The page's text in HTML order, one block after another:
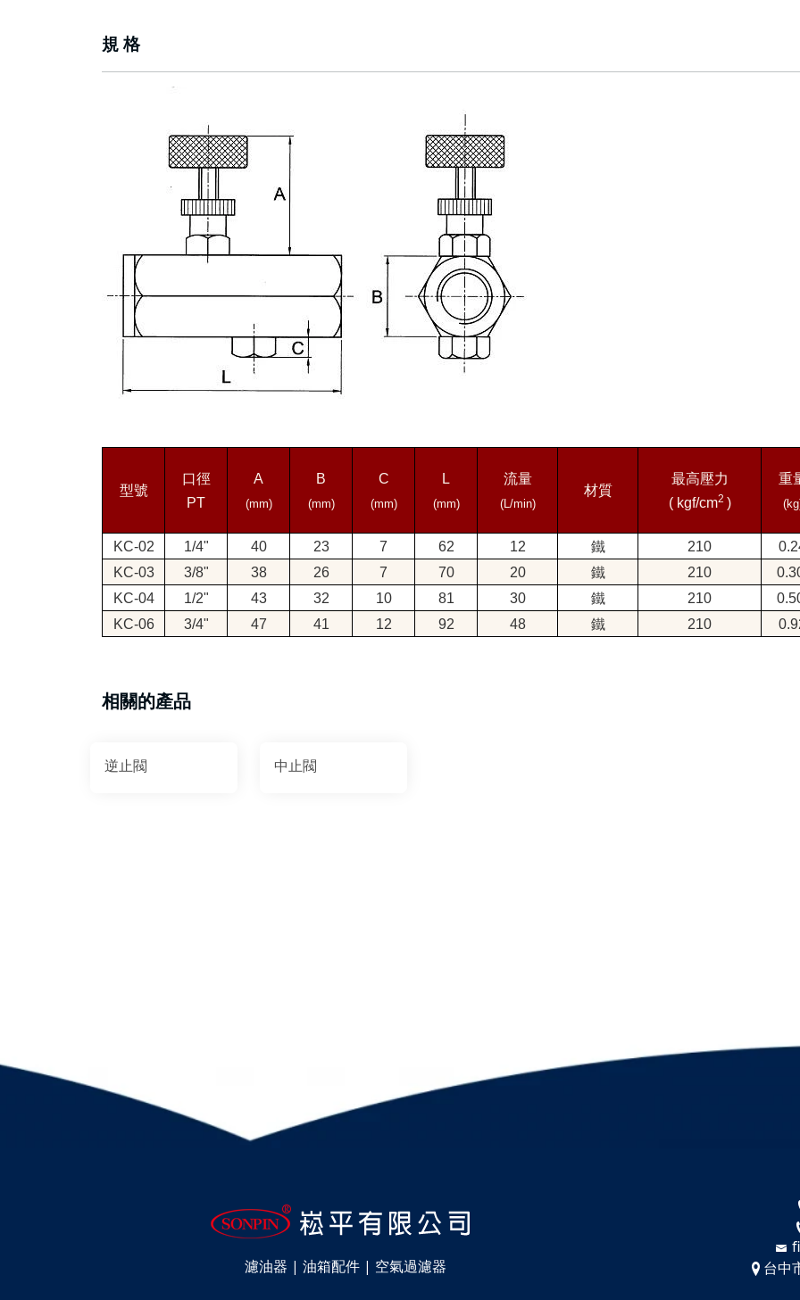
規 格
型號
口徑
PT
A
(mm)
B
(mm)
C
(mm)
L
(mm)
流量
(L/min)
材質
最高壓力
( kgf/cm2 )
重
KC-02 1/4" 40 23 7 62 12 鐵 210
KC-03
3/8" 38 26 7 70 20 鐵 210
KC-04
1/2" 43 32 10 81 30 鐵 210
KC-06
3/4" 47 41 12 92 48 鐵 210
相關的產品
逆止閥 中止閥
濾油器 | 油箱配件 | 空氣過濾器
台中